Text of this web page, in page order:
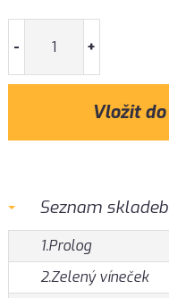
- +
Seznam skladeb
1.Prolog
2.Zelený víneček